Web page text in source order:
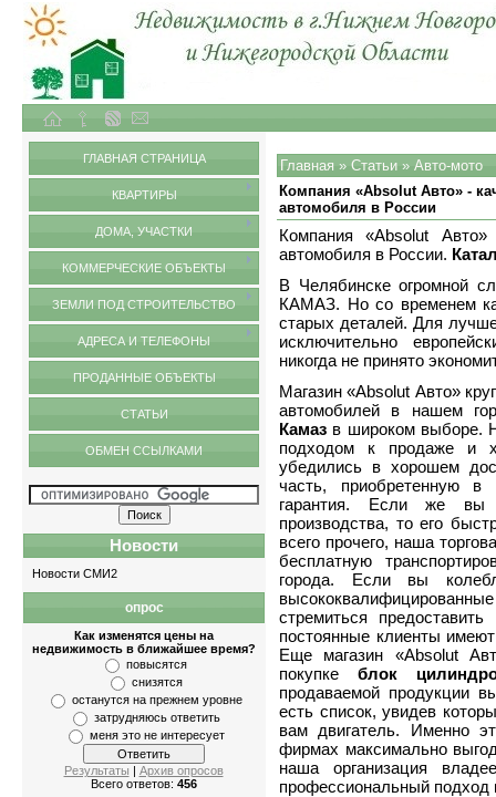
ГЛАВНАЯ СТРАНИЦА
КВАРТИРЫ
ДОМА, УЧАСТКИ
КОММЕРЧЕСКИЕ ОБЪЕКТЫ
ЗЕМЛИ ПОД СТРОИТЕЛЬСТВО
АДРЕСА И ТЕЛЕФОНЫ
ПРОДАННЫЕ ОБЪЕКТЫ
СТАТЬИ
ОБМЕН ССЫЛКАМИ
Новости
Новости СМИ2
опрос
Как изменятся цены на
недвижимость в ближайшее время?
повысятся
снизятся
останутся на прежнем уровне
затрудняюсь ответить
меня это не интересует
Результаты | Архив опросов
Всего ответов: 456
Главная » Статьи » Авто-мото
Компания «Absolut Авто» -
автомобиля в России
Компания «Absolut
автомобиля в России.
В Челябинске огромной
КАМАЗ. Но со временем
старых деталей. Для
исключительно
никогда не принято
Магазин «Absolut Авто»
автомобилей в нашем
Камаз в широком выборе.
подходом к продаже и
убедились в хорошем
часть, приобретенную в
гарантия. Если же вы
производства, то его
всего прочего, наша
бесплатную
города. Если вы
стремиться
постоянные клиенты
Еще магазин «Absolut
покупке блок
продаваемой продукции
есть список, увидев
вам двигатель. Именно
фирмах максимально
наша организация
профессиональный подход
однокомнатные